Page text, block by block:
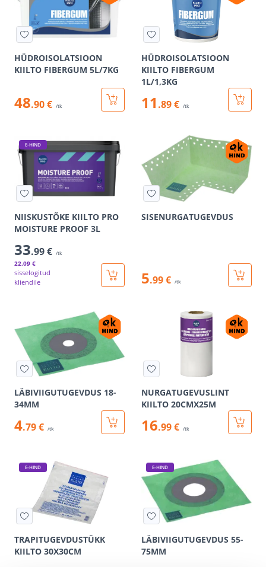
HÜDROISOLATSIOON
KIILTO FIBERGUM 5L/7KG
48.90 € /tk
HÜDROISOLATSIOON
KIILTO FIBERGUM
1L/1,3KG
11 .89 € /tk
E-HIND
NIISKUSTÕKE KIILTO PRO
MOISTURE PROOF 3L
33.99 € /tk
22.09 €
sisselogitud
kliendile
SISENURGATUGEVDUS
5.99 € /tk
LÄBIVIIGUTUGEVDUS 18-
34MM
4.79 € /tk
NURGATUGEVUSLINT
KIILTO 20CMX25M
16.99 € /tk
E-HIND
TRAPITUGEVDUSTÜKK
KIILTO 30X30CM
E-HIND
LÄBIVIIGUTUGEVDUS 55-
75MM